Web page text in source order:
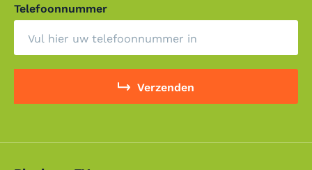
Telefoonnummer
Verzenden